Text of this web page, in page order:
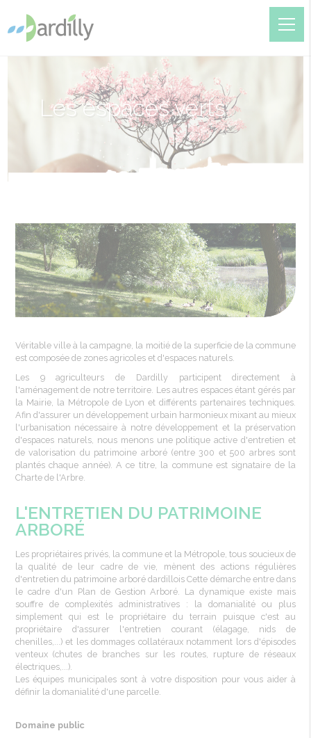
Les espaces verts
Véritable ville à la campagne, la moitié de la superficie de la commune
est composée de zones agricoles et d'espaces naturels.
Les 9 agriculteurs de Dardilly participent directement à
l'aménagement de notre territoire. Les autres espaces étant gérés par
la Mairie, la Métropole de Lyon et différents partenaires techniques.
Afin d'assurer un développement urbain harmonieux mixant au mieux
l'urbanisation nécessaire à notre développement et la préservation
d'espaces naturels, nous menons une politique active d'entretien et
de valorisation du patrimoine arboré (entre 300 et 500 arbres sont
plantés chaque année). A ce titre, la commune est signataire de la
Charte de l'Arbre.
L'ENTRETIEN DU PATRIMOINE
ARBORÉ
Les propriétaires privés, la commune et la Métropole, tous soucieux de
la qualité de leur cadre de vie, mènent des actions régulières
d'entretien du patrimoine arboré dardillois Cette démarche entre dans
le cadre d'un Plan de Gestion Arboré. La dynamique existe mais
souffre de complexités administratives : la domanialité ou plus
simplement qui est le propriétaire du terrain puisque c'est au
propriétaire d'assurer l'entretien courant (élagage, nids de
chenilles,...) et les dommages collatéraux notamment lors d'épisodes
venteux (chutes de branches sur les routes, rupture de réseaux
électriques,...).
Les équipes municipales sont à votre disposition pour vous aider à
définir la domanialité d'une parcelle.
Domaine public